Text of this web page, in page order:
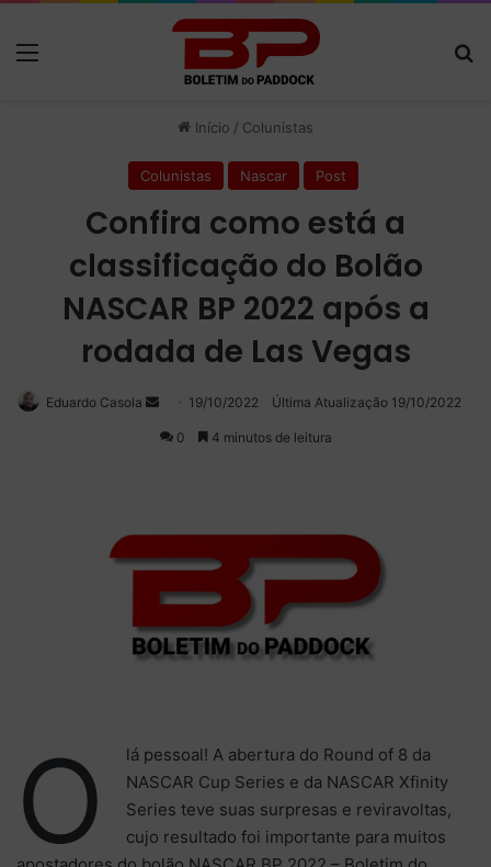
Início / Colunistas
Colunistas Nascar Post
Confira como está a
classificação do Bolão
NASCAR BP 2022 após a
rodada de Las Vegas
Eduardo Casola
Mande
um
19/10/2022 Última Atualização 19/10/2022
0 4 minutos de leitura
O
lá pessoal! A abertura do Round of 8 da
NASCAR Cup Series e da NASCAR Xfinity
Series teve suas surpresas e reviravoltas,
cujo resultado foi importante para muitos